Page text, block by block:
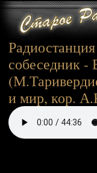
собеседник -
и мир, кор.